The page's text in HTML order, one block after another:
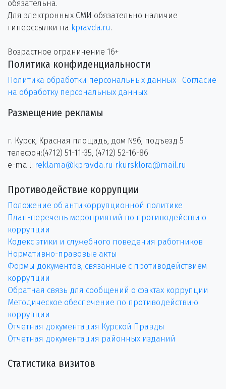
обязательна.
Для электронных СМИ обязательно наличие
гиперссылки на kpravda.ru.
Возрастное ограничение 16+
Политика конфиденциальности
Политика обработки персональных данных
Согласие
на обработку персональных данных
Размещение рекламы
г. Курск, Красная площадь, дом №6, подъезд 5
телефон:(4712) 51-11-35, (4712) 52-16-86
e-mail: reklama@kpravda.ru rkursklora@mail.ru
Противодействие коррупции
Положение об антикоррупционной политике
План-перечень мероприятий по противодействию
коррупции
Кодекс этики и служебного поведения работников
Нормативно-правовые акты
Формы документов, связанные с противодействием
коррупции
Обратная связь для сообщений о фактах коррупции
Методическое обеспечение по противодействию
коррупции
Отчетная документация Курской Правды
Отчетная документация районных изданий
Статистика визитов